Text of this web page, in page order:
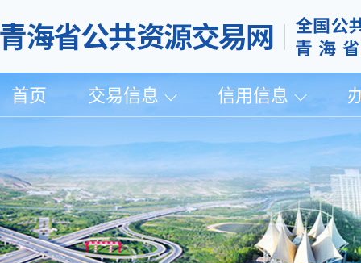
首页 交易信息 信用信息